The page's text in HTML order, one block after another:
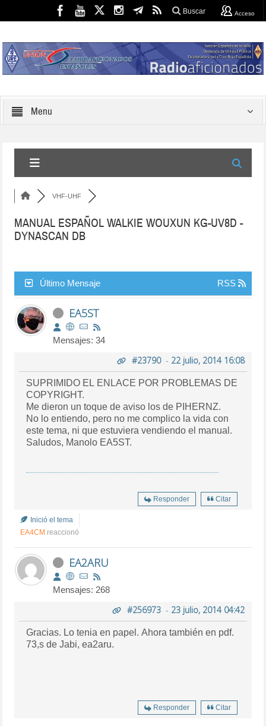
Buscar Acceso
Menu
VHF-UHF
MANUAL ESPAÑOL WALKIE WOUXUN KG-UV8D -
DYNASCAN DB
Último Mensaje RSS
EA5ST
Mensajes: 34
#23790- 22 julio, 2014 16:08
SUPRIMIDO EL ENLACE POR PROBLEMAS DE
COPYRIGHT.
Me dieron un toque de aviso los de PIHERNZ.
No lo entiendo, pero no me complico la vida con
este tema, ni que estuviera vendiendo el manual.
Saludos, Manolo EA5ST.
Responder Citar
Inició el tema
EA4CM reaccionó
EA2ARU
Mensajes: 268
#256973- 23 julio, 2014 04:42
Gracias. Lo tenia en papel. Ahora también en pdf.
73,s de Jabi, ea2aru.
Responder Citar